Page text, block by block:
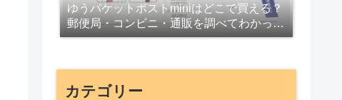
ゆうパケットポストminiはどこで買える？
郵便局・コンビニ・通販を調べてわかった
注意点
カテゴリー